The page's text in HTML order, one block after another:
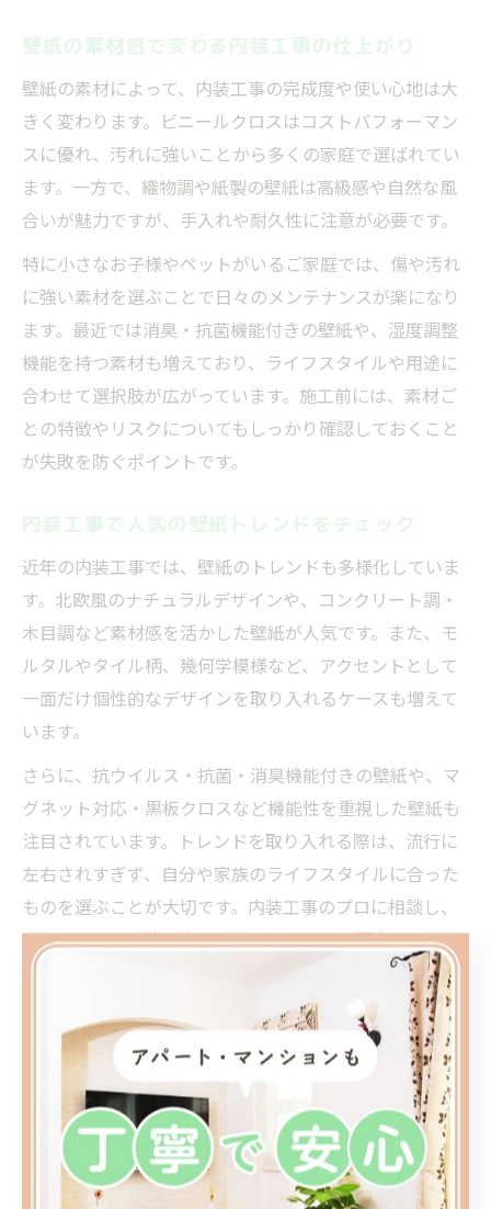
壁紙の素材感で変わる内装工事の仕上がり
壁紙の素材によって、内装工事の完成度や使い心地は大
きく変わります。ビニールクロスはコストパフォーマン
スに優れ、汚れに強いことから多くの家庭で選ばれてい
ます。一方で、織物調や紙製の壁紙は高級感や自然な風
合いが魅力ですが、手入れや耐久性に注意が必要です。
特に小さなお子様やペットがいるご家庭では、傷や汚れ
に強い素材を選ぶことで日々のメンテナンスが楽になり
ます。最近では消臭・抗菌機能付きの壁紙や、湿度調整
機能を持つ素材も増えており、ライフスタイルや用途に
合わせて選択肢が広がっています。施工前には、素材ご
との特徴やリスクについてもしっかり確認しておくこと
が失敗を防ぐポイントです。
内装工事で人気の壁紙トレンドをチェック
近年の内装工事では、壁紙のトレンドも多様化していま
す。北欧風のナチュラルデザインや、コンクリート調・
木目調など素材感を活かした壁紙が人気です。また、モ
ルタルやタイル柄、幾何学模様など、アクセントとして
一面だけ個性的なデザインを取り入れるケースも増えて
います。
さらに、抗ウイルス・抗菌・消臭機能付きの壁紙や、マ
グネット対応・黒板クロスなど機能性を重視した壁紙も
注目されています。トレンドを取り入れる際は、流行に
左右されすぎず、自分や家族のライフスタイルに合った
ものを選ぶことが大切です。内装工事のプロに相談し、
ショールームや施工事例を参考にしながら選定すること
で、失敗のないリフォームが実現できます。
壁紙の色が心を動かす空間作りのポ
イント
内装工事で壁紙の色が気分に与える効果